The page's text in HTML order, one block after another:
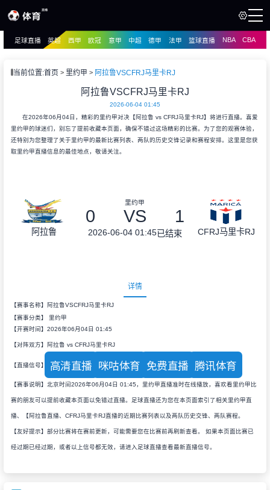
播
足球直播 英超 西甲 欧冠 意甲 中超 德甲 法甲 篮球直播 NBA CBA
当前位置:首页 里约甲 阿拉鲁VSCFRJ马里卡RJ
阿拉鲁VSCFRJ马里卡RJ
2026-06-04 01:45
在2026年06月04日，精彩的里约甲对决【阿拉鲁 vs CFRJ马里卡RJ】将进行直播。喜爱
里约甲的球迷们，别忘了提前收藏本页面，确保不错过这场精彩的比赛。为了您的观赛体验，
还特别为您整理了关于里约甲的最新比赛列表、两队的历史交锋记录和赛程安排。这里是您获
取里约甲直播信息的最佳地点，敬请关注。
阿拉鲁
里约甲
0 VS 1
2026-06-04 01:45已结束 CFRJ马里卡RJ
详情
【赛事名称】阿拉鲁VSCFRJ马里卡RJ
【赛事分类】 里约甲
【开赛时间】2026年06月04日 01:45
【对阵双方】阿拉鲁 vs CFRJ马里卡RJ
【直播信号】 高清直播 咪咕体育 免费直播 腾讯体育
【赛事说明】北京时间2026年06月04日 01:45，里约甲直播准时在线播放，喜欢看里约甲比
赛的朋友可以提前收藏本页面以免错过直播。足球直播还为您在本页面索引了相关里约甲直
播、【阿拉鲁直播、CFRJ马里卡RJ直播的近期比赛列表以及两队历史交锋、两队赛程。
【友好提示】部分比赛将在赛前更新，可能需要您在比赛前再刷新查看。 如果本页面比赛已
经过期已经过期，或者以上信号都无效，请进入足球直播查看最新直播信号。